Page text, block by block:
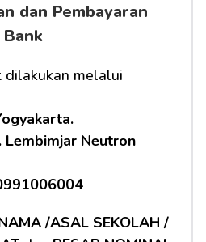
dan Pembayaran
dilakukan melalui
Lembimjar Neutron
/ASAL SEKOLAH /